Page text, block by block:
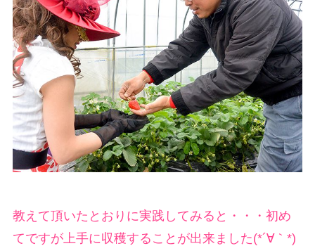
教えて頂いたとおりに実践してみると・・・初め
てですが上手に収穫することが出来ました(*´∀｀*)